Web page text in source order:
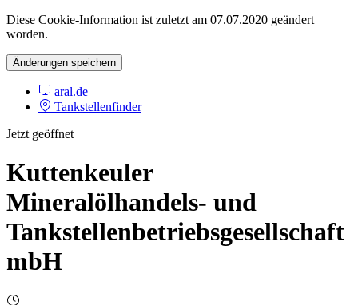
Diese Cookie-Information ist zuletzt am 07.07.2020 geändert
worden.
Änderungen speichern
aral.de
Tankstellenfinder
Jetzt geöffnet
Kuttenkeuler
Mineralölhandels- und
Tankstellenbetriebsgesellschaft
mbH